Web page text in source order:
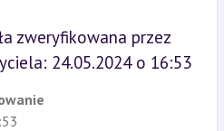
zweryfikowana przez
24.05.2024 o 16:53